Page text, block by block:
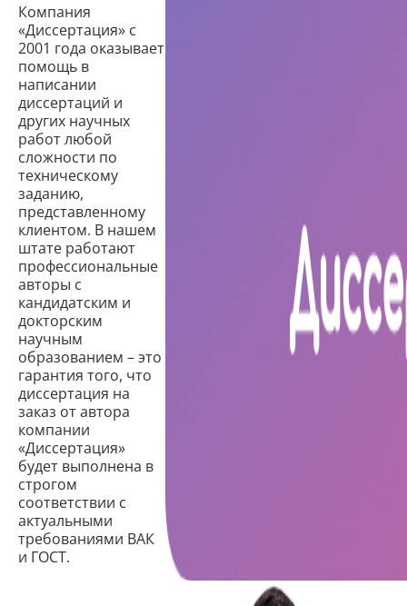
Компания
«Диссертация» с
2001 года оказывает
помощь в
написании
диссертаций и
других научных
работ любой
сложности по
техническому
заданию,
представленному
клиентом. В нашем
штате работают
профессиональные
авторы с
кандидатским и
докторским
научным
образованием – это
гарантия того, что
диссертация на
заказ от автора
компании
«Диссертация»
будет выполнена в
строгом
соответствии с
актуальными
требованиями ВАК
и ГОСТ.